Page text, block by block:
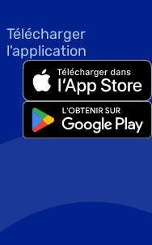
Télécharger
l'application